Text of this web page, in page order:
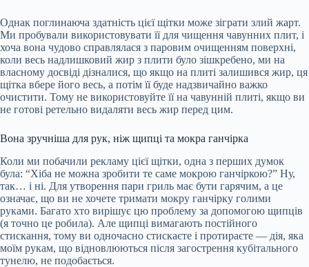
Однак поглинаюча здатність цієї щітки може зіграти злий жарт.
Ми пробували використовувати її для чищення чавунних плит, і
хоча вона чудово справлялася з паровим очищенням поверхні,
коли весь надлишковий жир з плити було зішкребено, ми на
власному досвіді дізналися, що якщо на плиті залишився жир, ця
щітка вбере його весь, а потім її буде надзвичайно важко
очистити. Тому не використовуйте її на чавунній плиті, якщо ви
не готові ретельно видаляти весь жир перед цим.
Вона зручніша для рук, ніж щипці та мокра ганчірка
Коли ми побачили рекламу цієї щітки, одна з перших думок
була: “Хіба не можна зробити те саме мокрою ганчіркою?” Ну,
так… і ні. Для утворення пари гриль має бути гарячим, а це
означає, що ви не хочете тримати мокру ганчірку голими
руками. Багато хто вирішує цю проблему за допомогою щипців
(я точно це робила). Але щипці вимагають постійного
стискання, тому ви одночасно стискаєте і протираєте — дія, яка
моїм рукам, що відновлюються після загострення кубітального
тунелю, не подобається.